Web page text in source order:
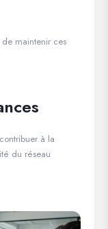
de maintenir ces
à la
du réseau